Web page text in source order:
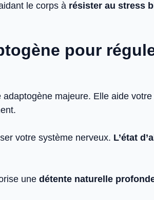
le corps à résister au stress
pour
adaptogène majeure. Elle aide
votre système nerveux. L’état
une détente naturelle